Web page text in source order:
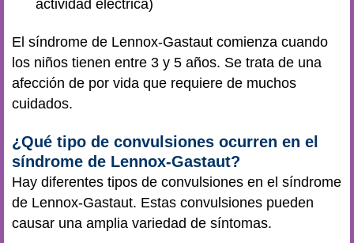
actividad eléctrica)
El síndrome de Lennox-Gastaut comienza cuando
los niños tienen entre 3 y 5 años. Se trata de una
afección de por vida que requiere de muchos
cuidados.
¿Qué tipo de convulsiones ocurren en el
síndrome de Lennox-Gastaut?
Hay diferentes tipos de convulsiones en el síndrome
de Lennox-Gastaut. Estas convulsiones pueden
causar una amplia variedad de síntomas.